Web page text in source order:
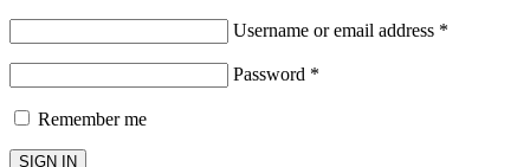
Username or email address *
Password *
Remember me
SIGN IN